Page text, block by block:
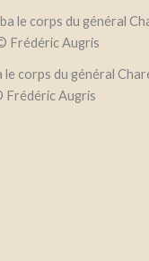
le corps du général
Frédéric Augris